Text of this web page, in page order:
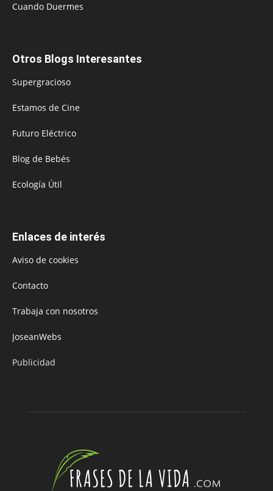
Cuando Duermes
Otros Blogs Interesantes
Supergracioso
Estamos de Cine
Futuro Eléctrico
Blog de Bebés
Ecología Útil
Enlaces de interés
Aviso de cookies
Contacto
Trabaja con nosotros
JoseanWebs
Publicidad